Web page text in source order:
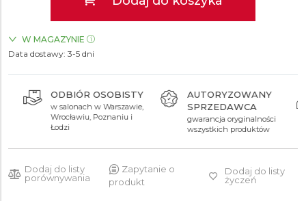
W MAGAZYNIE
ZEGARKI.PL Blue City Warszawa
Data dostawy: 3-5 dni
AUTORYZOWANY
SPRZEDAWCA
gwarancja oryginalności
wszystkich produktów
CENTRUM
SERWISOWE
najnowocześniejsze w
Polsce
Dodaj do listy
porównywania
Zapytanie o
produkt
Dodaj do listy
życzeń